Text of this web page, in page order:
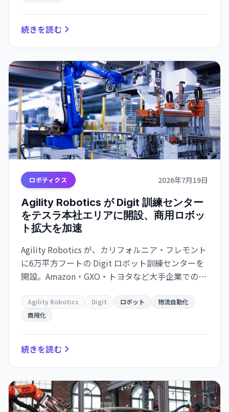
続きを読む
ロボティクス 2026年7月19日
Agility Robotics が Digit 訓練センター
をテスラ本社エリアに開設、商用ロボッ
ト拡大を加速
Agility Robotics が、カリフォルニア・フレモント
に6万平方フートの Digit ロボット訓練センターを
開設。Amazon・GXO・トヨタなど大手企業での運
格化させている。秋には次世代 Digit バージョン5
を発表予定。
Agility Robotics Digit ロボット
物流自動化
商用化
続きを読む